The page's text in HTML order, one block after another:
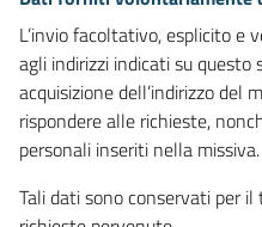
L’invio facoltativo, esplicito e
agli indirizzi indicati su questo
acquisizione dell’indirizzo del
rispondere alle richieste,
personali inseriti nella missiva.
Tali dati sono conservati per